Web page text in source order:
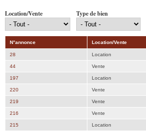
Location/Vente Type de bien
N°annonce Location/Vente
28 Location
44 Vente
197 Location
220 Vente
219 Vente
216 Vente
215 Location